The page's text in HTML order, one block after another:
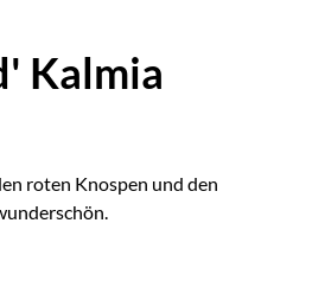
Kalmia
roten Knospen und den